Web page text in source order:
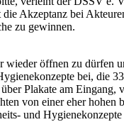
Akzeptanz bei
zu gewinnen.
öffnen zu dürfen
bei, die
Plakate am
von einer eher hohen
und